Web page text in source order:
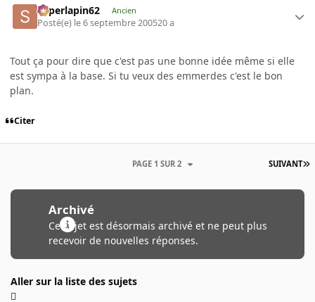
superlapin62 Ancien
Posté(e) le 6 septembre 200520 a
Tout ça pour dire que c'est pas une bonne idée même si elle
est sympa à la base. Si tu veux des emmerdes c'est le bon
plan.
Citer
SUIVANT
PAGE 1 SUR 2
Archivé
Ce sujet est désormais archivé et ne peut plus
recevoir de nouvelles réponses.
Aller sur la liste des sujets